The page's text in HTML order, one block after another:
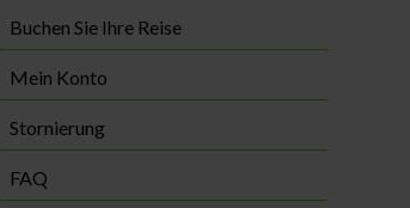
Buchen Sie Ihre Reise
Mein Konto
Stornierung
FAQ